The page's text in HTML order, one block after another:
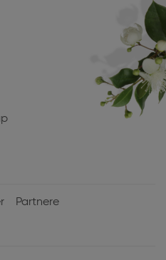
Partnere